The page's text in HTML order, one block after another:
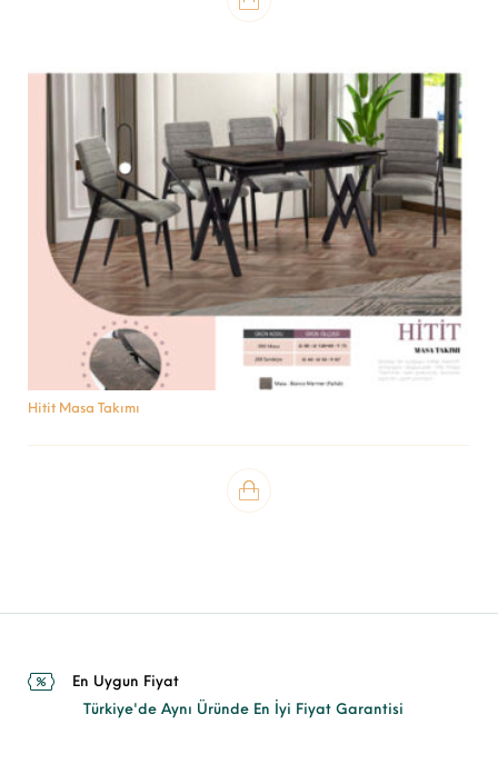
Hitit Masa Takımı
En Uygun Fiyat
Türkiye'de Aynı Üründe En İyi Fiyat Garantisi